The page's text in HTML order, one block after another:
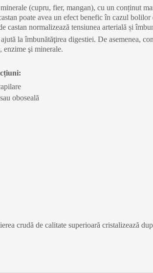
(cupru, fier, mangan), cu un conținut
poate avea un efect benefic în cazul
castan normalizează tensiunea arterială și
la îmbunătăţirea digestiei. De asemenea,
enzime şi minerale.
oboseală
crudă de calitate superioară cristalizează